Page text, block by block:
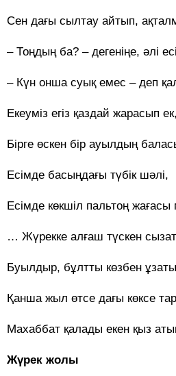
Сен дағы сылтау айтып,
– Тоңдың ба? – дегеніңе, әлі
– Күн онша суық емес – деп
Екеуміз егіз қаздай жарасып ек,
Бірге өскен бір ауылдың
Есімде басыңдағы түбік шәлі,
Есімде көкшіл пальтоң жағасы
… Жүрекке алғаш түскен
Буылдыр, бұлтты көзбен
Қанша жыл өтсе дағы көксе
Махаббат қалады екен қыз
Жүрек жолы